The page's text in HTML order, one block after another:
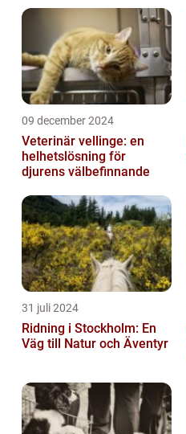
09 december 2024
Veterinär vellinge: en
helhetslösning för
djurens välbefinnande
31 juli 2024
Ridning i Stockholm: En
Väg till Natur och Äventyr